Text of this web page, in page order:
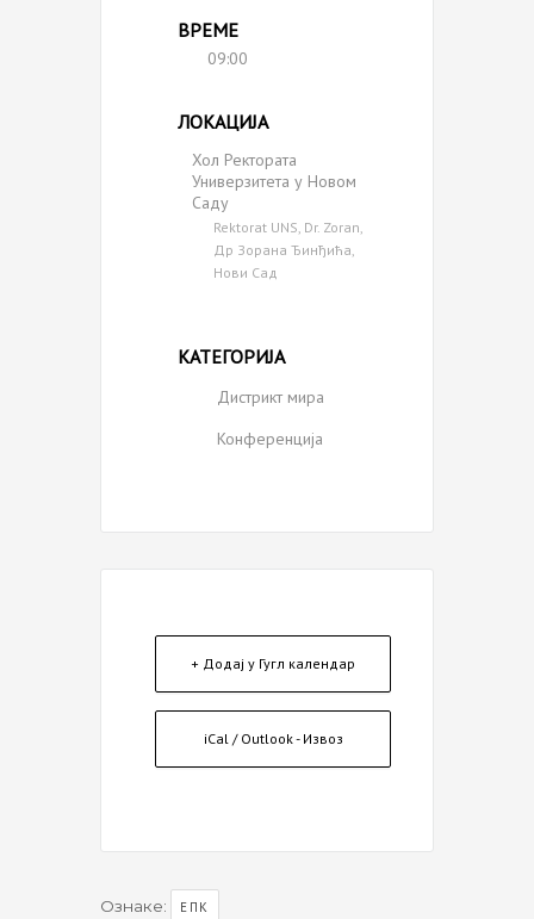
ВРЕМЕ
09:00
ЛОКАЦИЈА
Хол Ректората
Универзитета у Новом
Саду
Rektorat UNS, Dr. Zoran,
Др Зорана Ђинђића,
Нови Сад
КАТЕГОРИЈА
Дистрикт мира
Конференција
+ Додај у Гугл календар
iCal / Outlook - Извоз
Ознаке: ЕПК